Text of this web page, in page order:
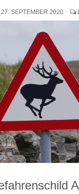
SEPTEMBER 2020